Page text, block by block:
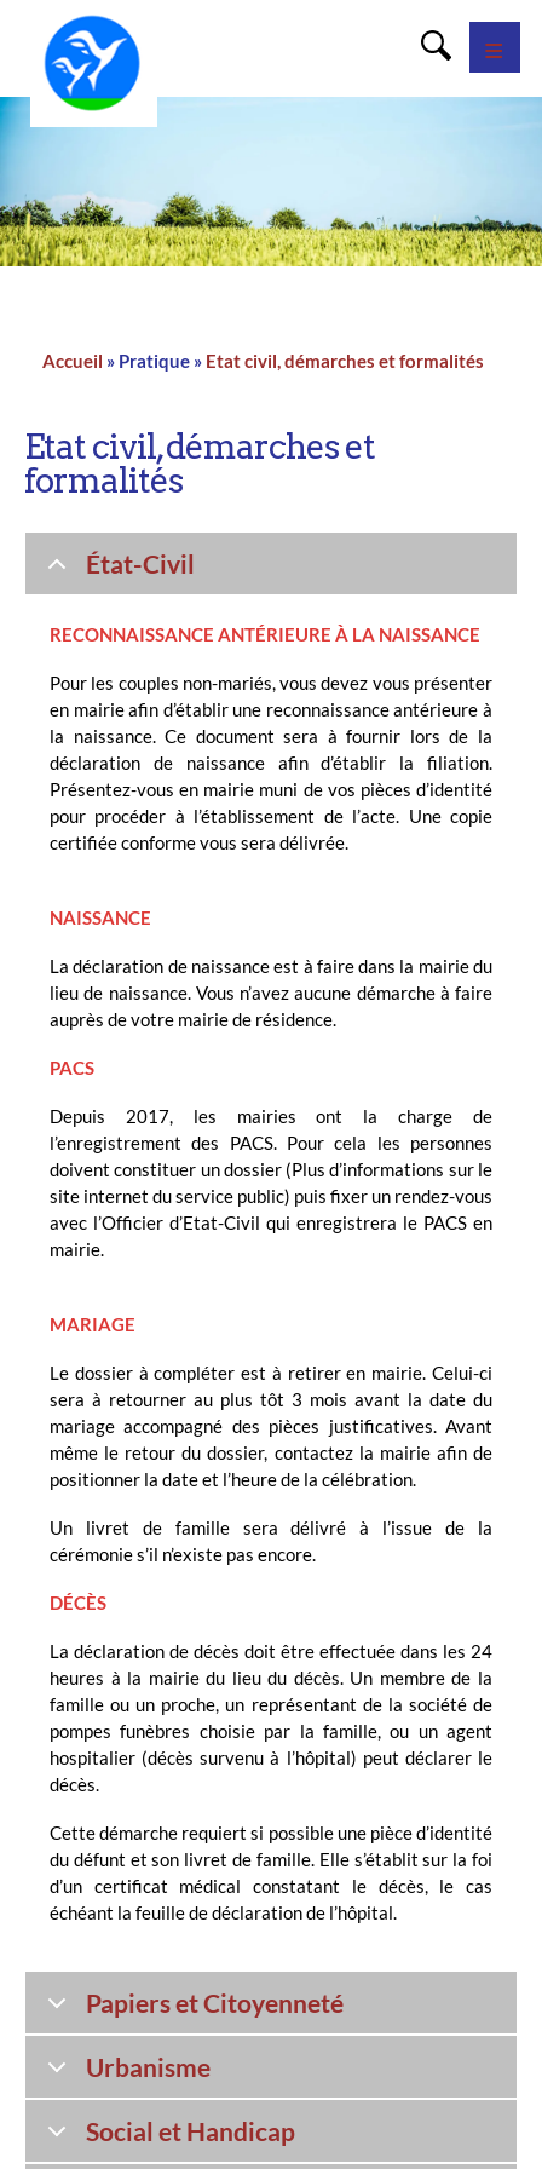
Accueil Pratique Etat civil, démarches et formalités
Etat civil, démarches et
formalités
État-Civil
RECONNAISSANCE ANTÉRIEURE À LA NAISSANCE
Pour les couples non-mariés, vous devez vous présenter
en mairie afin d’établir une reconnaissance antérieure à
la naissance. Ce document sera à fournir lors de la
déclaration de naissance afin d’établir la filiation.
Présentez-vous en mairie muni de vos pièces d’identité
pour procéder à l’établissement de l’acte. Une copie
certifiée conforme vous sera délivrée.
NAISSANCE
La déclaration de naissance est à faire dans la mairie du
lieu de naissance. Vous n’avez aucune démarche à faire
auprès de votre mairie de résidence.
PACS
Depuis 2017, les mairies ont la charge de
l’enregistrement des PACS. Pour cela les personnes
doivent constituer un dossier (Plus d’informations sur le
site internet du service public) puis fixer un rendez-vous
avec l’Officier d’Etat-Civil qui enregistrera le PACS en
mairie.
MARIAGE
Le dossier à compléter est à retirer en mairie. Celui-ci
sera à retourner au plus tôt 3 mois avant la date du
mariage accompagné des pièces justificatives. Avant
même le retour du dossier, contactez la mairie afin de
positionner la date et l’heure de la célébration.
Un livret de famille sera délivré à l’issue de la
cérémonie s’il n’existe pas encore.
DÉCÈS
La déclaration de décès doit être effectuée dans les 24
heures à la mairie du lieu du décès. Un membre de la
famille ou un proche, un représentant de la société de
pompes funèbres choisie par la famille, ou un agent
hospitalier (décès survenu à l’hôpital) peut déclarer le
décès.
Cette démarche requiert si possible une pièce d’identité
du défunt et son livret de famille. Elle s’établit sur la foi
d’un certificat médical constatant le décès, le cas
échéant la feuille de déclaration de l’hôpital.
Papiers et Citoyenneté
Urbanisme
Social et Handicap
Panneau de gestion des cookies